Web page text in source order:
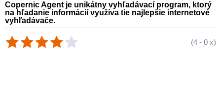
Copernic Agent je unikátny vyhľadávací program, ktorý
na hľadanie informácií využíva tie najlepšie internetové
vyhľadávače.
(4 - 0 x)